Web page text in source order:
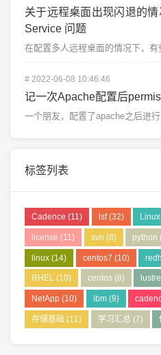
关于远程桌面出现闪退的
Service 问题
# 2022-06-08 10:46:46
记一次Apache配置后
标签列表
Cadence (11) lsf(32) Linux
license (11) svn (8) python
linux(14) centos7 (10)
RHEL(10) centos(8) lustre
NetApp(10) ibm(9)
存储基础 (11) 学习汇总(7)